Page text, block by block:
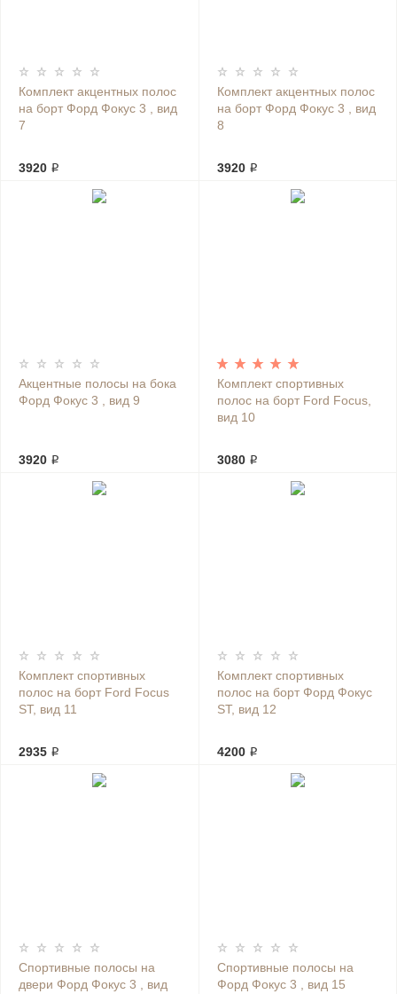
Комплект акцентных полос
на борт Форд Фокус 3 , вид
7
3920 ₽
Комплект акцентных полос
на борт Форд Фокус 3 , вид
8
3920 ₽
Акцентные полосы на бока
Форд Фокус 3 , вид 9
3920 ₽
Комплект спортивных
полос на борт Ford Focus,
вид 10
3080 ₽
Комплект спортивных
полос на борт Ford Focus
ST, вид 11
2935 ₽
Комплект спортивных
полос на борт Форд Фокус
ST, вид 12
4200 ₽
Спортивные полосы на
двери Форд Фокус 3 , вид
Спортивные полосы на
Форд Фокус 3 , вид 15